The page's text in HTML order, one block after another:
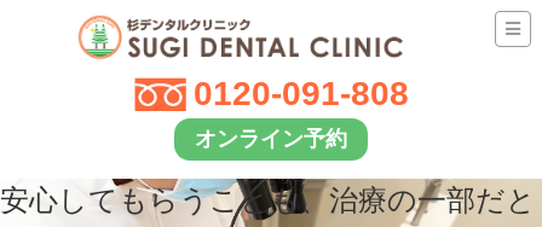
オンライン予約
0120-091-808
安心してもらうことも、治療の一部だと